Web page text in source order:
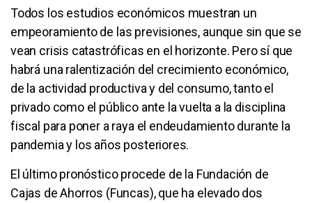
Todos los estudios económicos muestran un
empeoramiento de las previsiones, aunque sin que se
vean crisis catastróficas en el horizonte. Pero sí que
habrá una ralentización del crecimiento económico,
de la actividad productiva y del consumo, tanto el
privado como el público ante la vuelta a la disciplina
fiscal para poner a raya el endeudamiento durante la
pandemia y los años posteriores.
El último pronóstico procede de la Fundación de
Cajas de Ahorros (Funcas), que ha elevado dos